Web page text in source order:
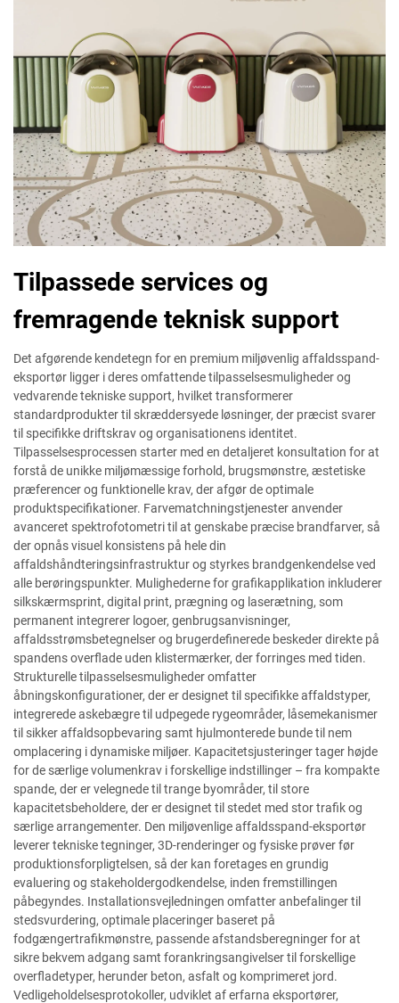
Tilpassede services og
fremragende teknisk support
Det afgørende kendetegn for en premium miljøvenlig affaldsspand-
eksportør ligger i deres omfattende tilpasselsesmuligheder og
vedvarende tekniske support, hvilket transformerer
standardprodukter til skræddersyede løsninger, der præcist svarer
til specifikke driftskrav og organisationens identitet.
Tilpasselsesprocessen starter med en detaljeret konsultation for at
forstå de unikke miljømæssige forhold, brugsmønstre, æstetiske
præferencer og funktionelle krav, der afgør de optimale
produktspecifikationer. Farvematchningstjenester anvender
avanceret spektrofotometri til at genskabe præcise brandfarver, så
der opnås visuel konsistens på hele din
affaldshåndteringsinfrastruktur og styrkes brandgenkendelse ved
alle berøringspunkter. Mulighederne for grafikapplikation inkluderer
silkskærmsprint, digital print, prægning og laserætning, som
permanent integrerer logoer, genbrugsanvisninger,
affaldsstrømsbetegnelser og brugerdefinerede beskeder direkte på
spandens overflade uden klistermærker, der forringes med tiden.
Strukturelle tilpasselsesmuligheder omfatter
åbningskonfigurationer, der er designet til specifikke affaldstyper,
integrerede askebægre til udpegede rygeområder, låsemekanismer
til sikker affaldsopbevaring samt hjulmonterede bunde til nem
omplacering i dynamiske miljøer. Kapacitetsjusteringer tager højde
for de særlige volumenkrav i forskellige indstillinger – fra kompakte
spande, der er velegnede til trange byområder, til store
kapacitetsbeholdere, der er designet til stedet med stor trafik og
særlige arrangementer. Den miljøvenlige affaldsspand-eksportør
leverer tekniske tegninger, 3D-renderinger og fysiske prøver før
produktionsforpligtelsen, så der kan foretages en grundig
evaluering og stakeholdergodkendelse, inden fremstillingen
påbegyndes. Installationsvejledningen omfatter anbefalinger til
stedsvurdering, optimale placeringer baseret på
fodgængertrafikmønstre, passende afstandsberegninger for at
sikre bekvem adgang samt forankringsangivelser til forskellige
overfladetyper, herunder beton, asfalt og komprimeret jord.
Vedligeholdelsesprotokoller, udviklet af erfarna eksportører,